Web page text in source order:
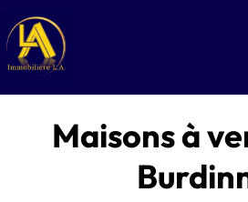
Maisons à